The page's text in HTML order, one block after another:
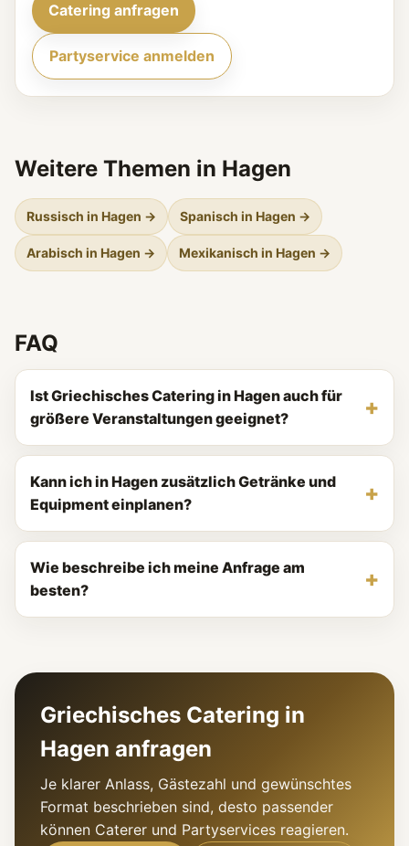
Catering anfragen
Partyservice anmelden
Weitere Themen in Hagen
Russisch in Hagen → Spanisch in Hagen →
Arabisch in Hagen → Mexikanisch in Hagen →
FAQ
Ist Griechisches Catering in Hagen auch für
größere Veranstaltungen geeignet?
Kann ich in Hagen zusätzlich Getränke und
Equipment einplanen?
Wie beschreibe ich meine Anfrage am
besten?
Griechisches Catering in
Hagen anfragen
Je klarer Anlass, Gästezahl und gewünschtes
Format beschrieben sind, desto passender
können Caterer und Partyservices reagieren.